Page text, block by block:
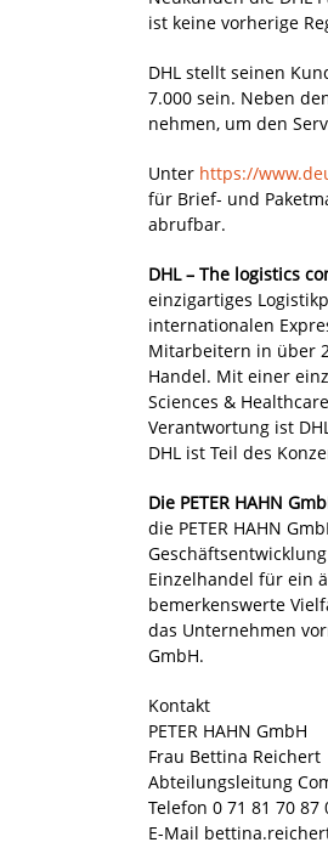
ist keine vorherige
DHL stellt seinen
7.000 sein. Neben
nehmen, um den
Unter https://
für Brief- und
abrufbar.
DHL – The logistics
einzigartiges
internationalen
Mitarbeitern in über
Handel. Mit einer
Sciences &
Verantwortung ist
DHL ist Teil des
Die PETER HAHN
die PETER HAHN
Einzelhandel für ein
bemerkenswerte
das Unternehmen
GmbH.
Kontakt
PETER HAHN GmbH
Frau Bettina Reichert
Abteilungsleitung
Telefon 0 71 81 70 87
E-Mail